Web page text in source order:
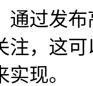
过发布
注，这
现。